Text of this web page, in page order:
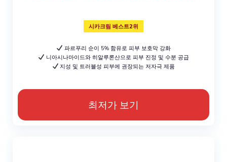
시카크림 베스트2위
파르푸리 순이 5% 함유로 피부 보호막 강화
니아시나마이드와 히알루론산으로 피부 진정 및 수분 공급
지성 및 트러블성 피부에 권장되는 저자극 제품
최저가 보기